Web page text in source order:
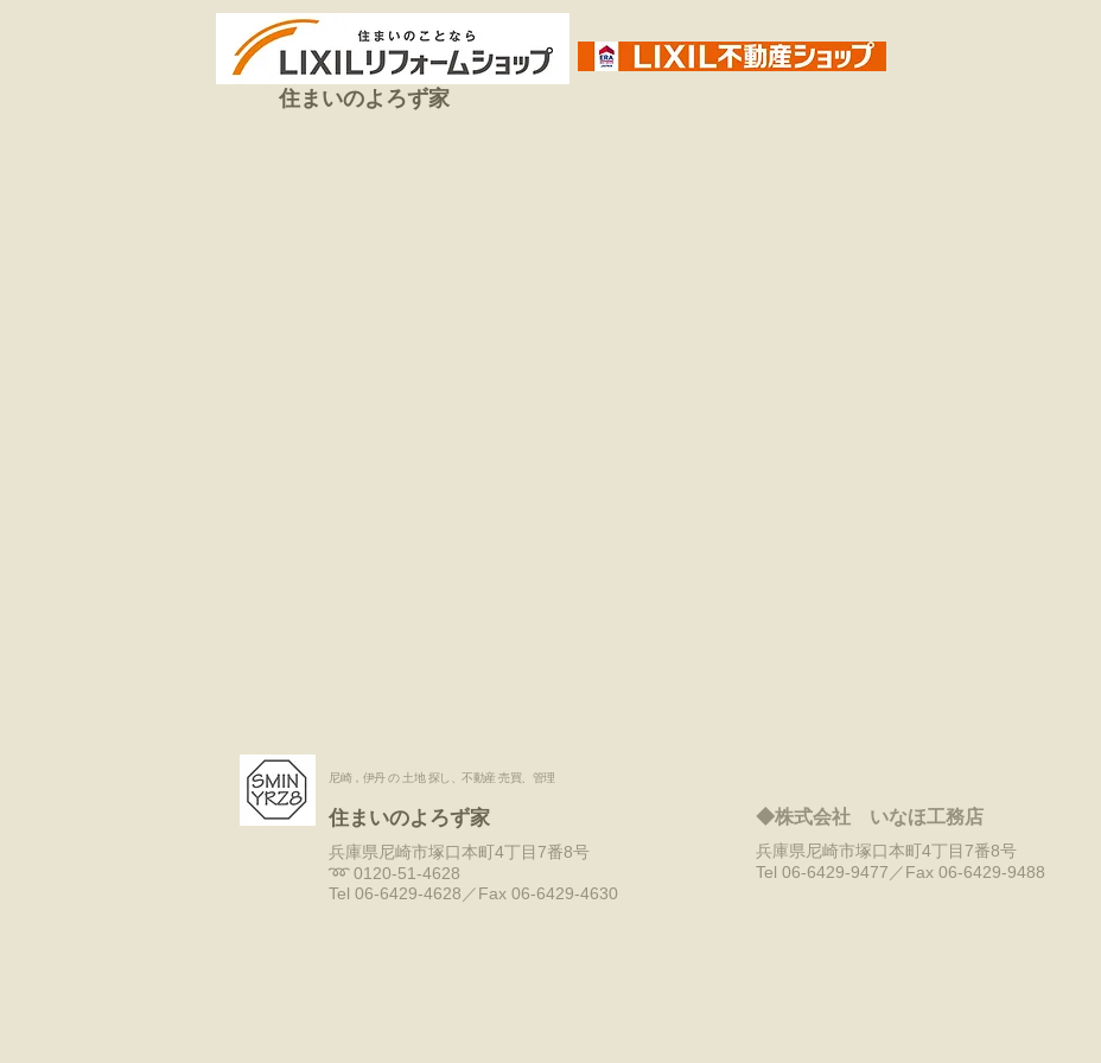
住まいのよろず家
​尼崎，伊丹 の 土地 探し、不動産 売買、管理
住まいのよろず家
兵庫県尼崎市塚口本町4丁目7番8号
​➿ 0120-51-4628
Tel 06-6429-4628／Fax 06-6429-4630
◆株式会社 いなほ工務店
兵庫県尼崎市塚口本町4丁目7番8号​
Tel 06-6429-9477／Fax 06-6429-9488